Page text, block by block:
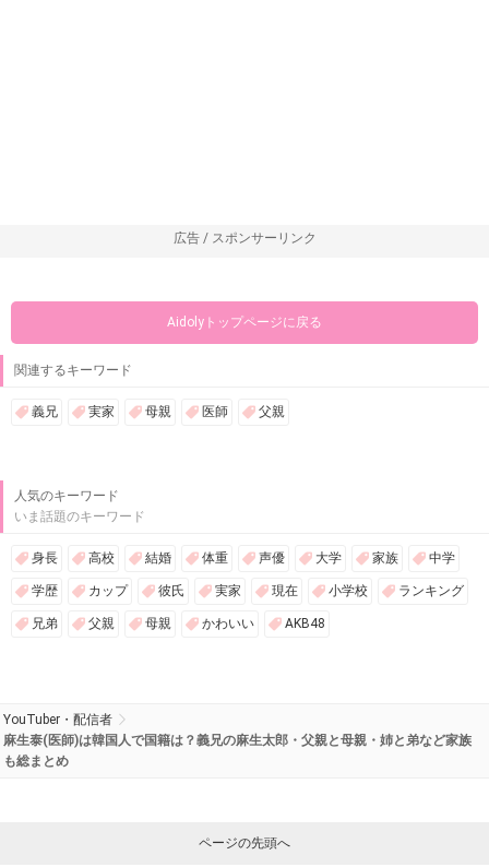
広告 / スポンサーリンク
Aidolyトップページに戻る
関連するキーワード
義兄 実家 母親 医師 父親
人気のキーワード
いま話題のキーワード
身長 高校 結婚 体重 声優 大学 家族 中学
学歴 カップ 彼氏 実家 現在 小学校 ランキング
兄弟 父親 母親 かわいい AKB48
YouTuber・配信者
麻生泰(医師)は韓国人で国籍は？義兄の麻生太郎・父親と母親・姉と弟など家族
も総まとめ
ページの先頭へ